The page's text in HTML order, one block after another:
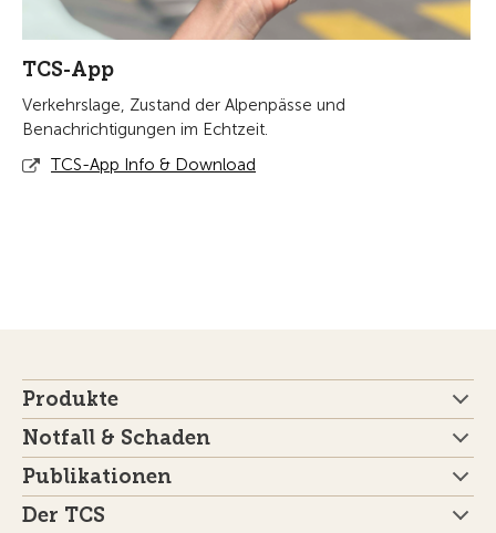
TCS-App
Verkehrslage, Zustand der Alpenpässe und
Benachrichtigungen im Echtzeit.
TCS-App Info & Download
Produkte
Notfall & Schaden
Publikationen
Der TCS